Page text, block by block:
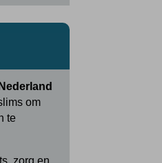
om
te
zorg en